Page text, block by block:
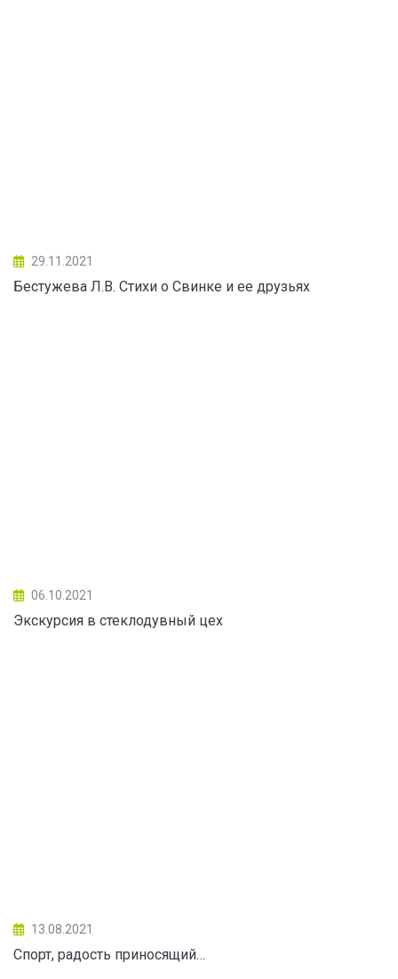
29.11.2021
Бестужева Л.В. Стихи о Свинке и ее друзьях
06.10.2021
Экскурсия в стеклодувный цех
13.08.2021
Спорт, радость приносящий…